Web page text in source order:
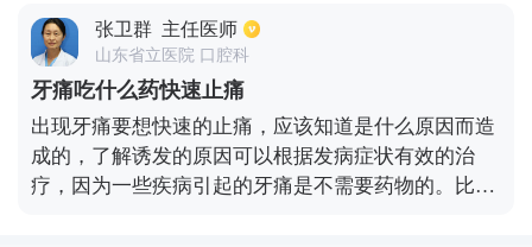
现疾病的话，可以先切开牙龈进行引流。另外在条件
允许的时候，可以到医院拔除智齿。最后建议患者在
治疗期间要注意尽量多吃一些清淡的水果和蔬菜，要
注意避免进食过于酸或者是过于辣的食物。饮水应当
以温开水为宜，不建议喝过于烫或者是过于冰凉的
水。
张卫群 主任医师
山东省立医院 口腔科
牙痛吃什么药快速止痛
出现牙痛要想快速的止痛，应该知道是什么原因而造
成的，了解诱发的原因可以根据发病症状有效的治
疗，因为一些疾病引起的牙痛是不需要药物的。比如